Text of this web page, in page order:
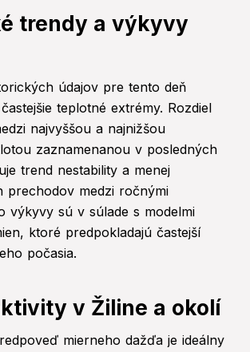
trendy a výkyvy
údajov pre tento deň
teplotné extrémy. Rozdiel
najvyššou a najnižšou
zaznamenanou v posledných
trend nestability a menej
prechodov medzi ročnými
výkyvy sú v súlade s modelmi
ktoré predpokladajú častejší
počasia.
v Žiline a okolí
mierneho dažďa je ideálny